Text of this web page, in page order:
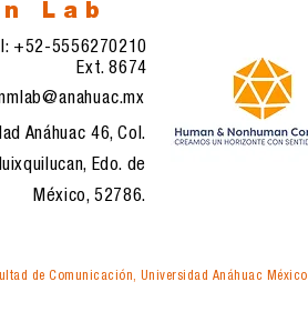
Lab
+52-5556270210
Ext. 8674
Anáhuac 46, Col.
Edo. de
México, 52786.
de Comunicación, Universidad Anáhuac México